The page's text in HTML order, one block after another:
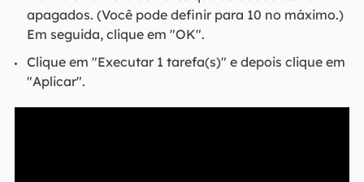
apagados. (Você pode definir para 10 no máximo.)
Em seguida, clique em "OK".
Clique em "Executar 1 tarefa(s)" e depois clique em
"Aplicar".